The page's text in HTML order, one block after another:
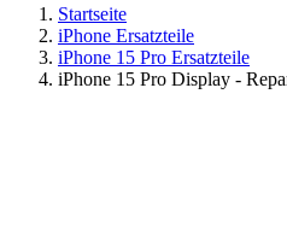
Startseite
iPhone Ersatzteile
iPhone 15 Pro Ersatzteile
iPhone 15 Pro Display -